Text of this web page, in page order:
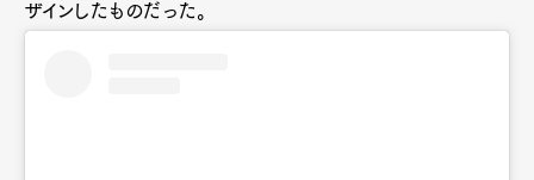
ザインしたものだった。